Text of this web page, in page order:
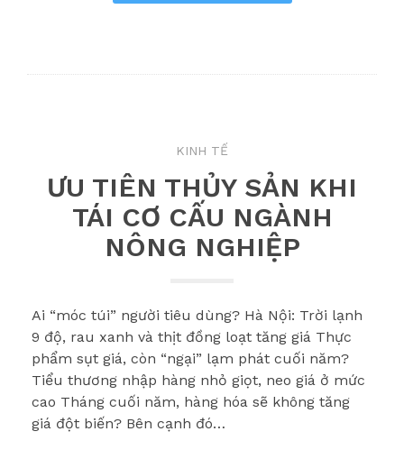
KINH TẾ
ƯU TIÊN THỦY SẢN KHI
TÁI CƠ CẤU NGÀNH
NÔNG NGHIỆP
Ai “móc túi” người tiêu dùng? Hà Nội: Trời lạnh
9 độ, rau xanh và thịt đồng loạt tăng giá Thực
phẩm sụt giá, còn “ngại” lạm phát cuối năm?
Tiểu thương nhập hàng nhỏ giọt, neo giá ở mức
cao Tháng cuối năm, hàng hóa sẽ không tăng
giá đột biến? Bên cạnh đó…